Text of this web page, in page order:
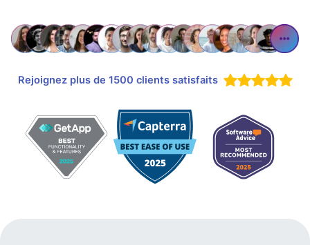
Rejoignez plus de 1500 clients satisfaits